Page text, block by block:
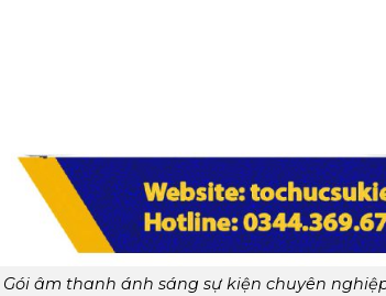
Gói âm thanh ánh sáng sự kiện chuyên